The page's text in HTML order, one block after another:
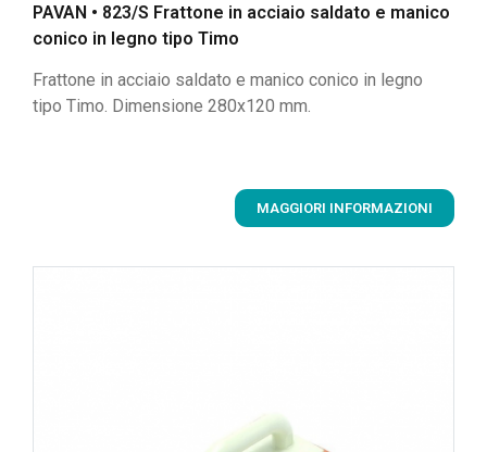
PAVAN • 823/S Frattone in acciaio saldato e manico
conico in legno tipo Timo
Frattone in acciaio saldato e manico conico in legno
tipo Timo. Dimensione 280x120 mm.
MAGGIORI INFORMAZIONI